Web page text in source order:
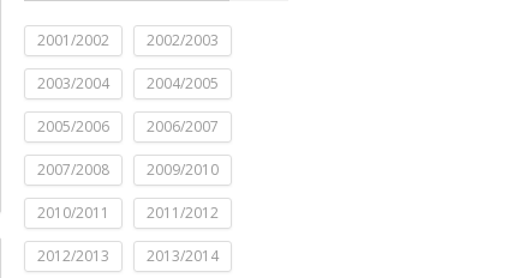
2001/2002 2002/2003
2003/2004 2004/2005
2005/2006 2006/2007
2007/2008 2009/2010
2010/2011 2011/2012
2012/2013 2013/2014